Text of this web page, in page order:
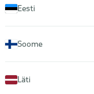
Eesti
Soome
Läti